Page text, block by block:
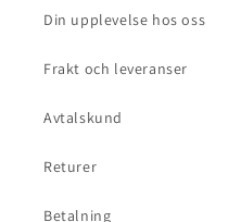
Din upplevelse hos oss
Frakt och leveranser
Avtalskund
Returer
Betalning